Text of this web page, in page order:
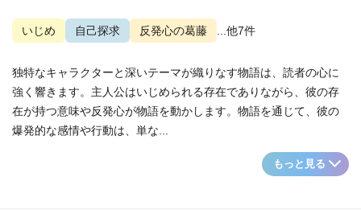
いじめ 自己探求 反発心の葛藤 ...他7件
独特なキャラクターと深いテーマが織りなす物語は、読者の心に
強く響きます。主人公はいじめられる存在でありながら、彼の存
在が持つ意味や反発心が物語を動かします。物語を通じて、彼の
爆発的な感情や行動は、単な...
もっと見る